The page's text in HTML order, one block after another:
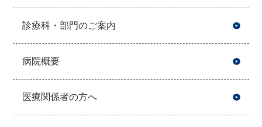
診療科・部門のご案内
病院概要
医療関係者の方へ